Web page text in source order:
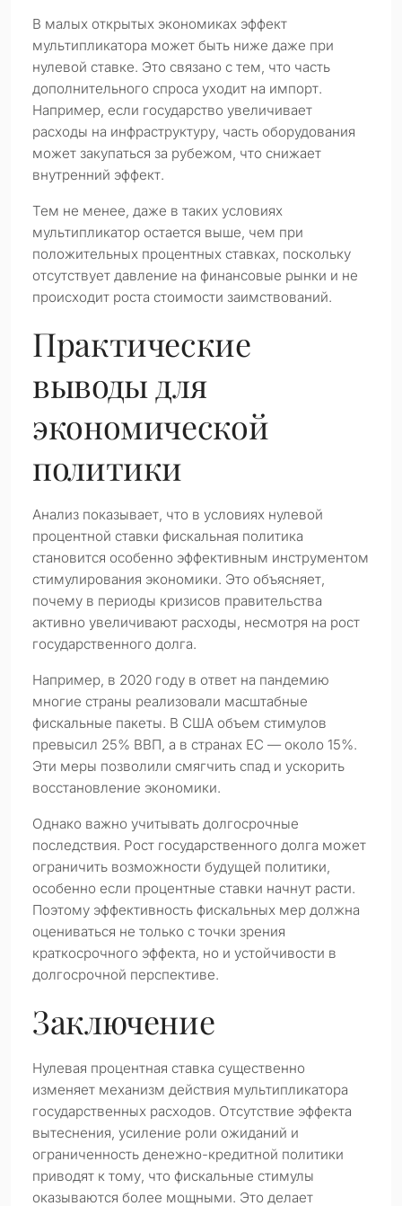
В малых открытых экономиках эффект
мультипликатора может быть ниже даже при
нулевой ставке. Это связано с тем, что часть
дополнительного спроса уходит на импорт.
Например, если государство увеличивает
расходы на инфраструктуру, часть оборудования
может закупаться за рубежом, что снижает
внутренний эффект.
Тем не менее, даже в таких условиях
мультипликатор остается выше, чем при
положительных процентных ставках, поскольку
отсутствует давление на финансовые рынки и не
происходит роста стоимости заимствований.
Практические
выводы для
экономической
политики
Анализ показывает, что в условиях нулевой
процентной ставки фискальная политика
становится особенно эффективным инструментом
стимулирования экономики. Это объясняет,
почему в периоды кризисов правительства
активно увеличивают расходы, несмотря на рост
государственного долга.
Например, в 2020 году в ответ на пандемию
многие страны реализовали масштабные
фискальные пакеты. В США объем стимулов
превысил 25% ВВП, а в странах ЕС — около 15%.
Эти меры позволили смягчить спад и ускорить
восстановление экономики.
Однако важно учитывать долгосрочные
последствия. Рост государственного долга может
ограничить возможности будущей политики,
особенно если процентные ставки начнут расти.
Поэтому эффективность фискальных мер должна
оцениваться не только с точки зрения
краткосрочного эффекта, но и устойчивости в
долгосрочной перспективе.
Заключение
Нулевая процентная ставка существенно
изменяет механизм действия мультипликатора
государственных расходов. Отсутствие эффекта
вытеснения, усиление роли ожиданий и
ограниченность денежно-кредитной политики
приводят к тому, что фискальные стимулы
оказываются более мощными. Это делает